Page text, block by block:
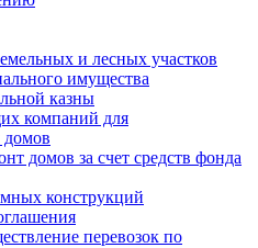
и лесных участков
имущества
казны
компаний для
домов
домов за счет средств фонда
конструкций
перевозок по